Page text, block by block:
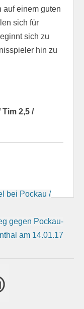
auf einem guten
sich für
sich zu
hin zu
Tim 2,5 /
bei Pockau /
gegen Pockau-
am 14.01.17